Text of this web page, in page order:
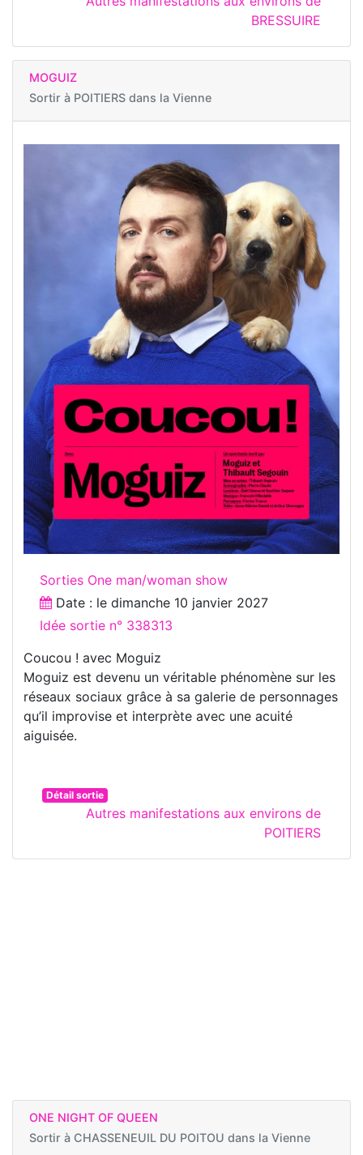
BRESSUIRE
MOGUIZ
Sortir à POITIERS dans la Vienne
Sorties One man/woman show
Date : le dimanche 10 janvier 2027
Idée sortie n° 338313
Coucou ! avec Moguiz
Moguiz est devenu un véritable phénomène sur les
réseaux sociaux grâce à sa galerie de personnages
qu’il improvise et interprète avec une acuité
aiguisée.
Détail sortie
Autres manifestations aux environs de
POITIERS
ONE NIGHT OF QUEEN
Sortir à CHASSENEUIL DU POITOU dans la Vienne